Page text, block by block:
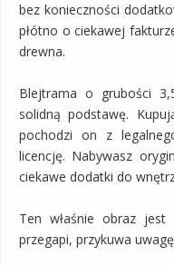
bez konieczności
płótno o ciekawej
drewna.
Blejtrama o grubości
solidną podstawę.
pochodzi on z
licencję. Nabywasz
ciekawe dodatki do
Ten właśnie obraz
przegapi, przykuwa